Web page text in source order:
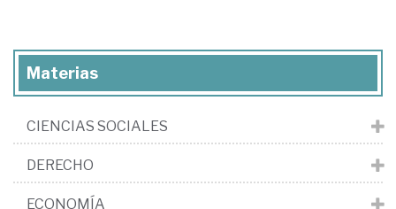
Materias
CIENCIAS SOCIALES
DERECHO
ECONOMÍA